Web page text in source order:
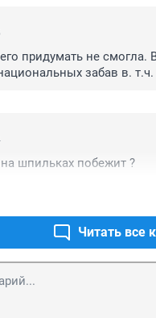
придумать не смогла.
забав в.
шпильках побежит ?
Читать все